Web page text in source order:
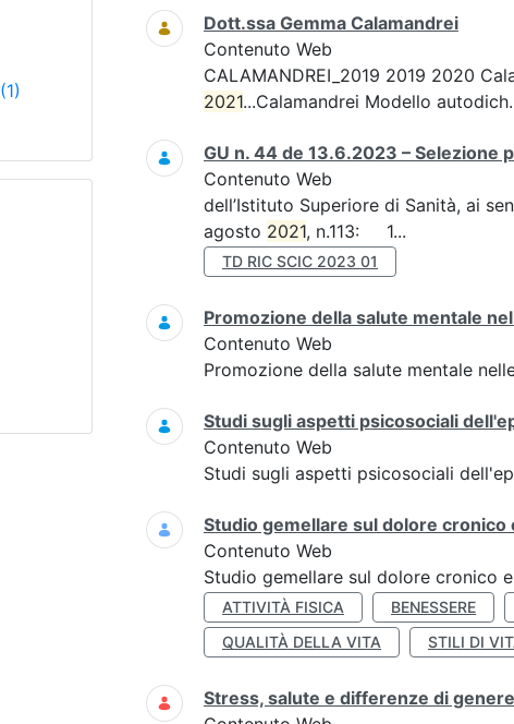
(1)
Dott.ssa Gemma Calamandrei
Contenuto Web
CALAMANDREI_2019 2019 2020
2021...Calamandrei Modello
GU n. 44 de 13.6.2023 – Selezione
Contenuto Web
dell’Istituto Superiore di Sanità, ai
agosto 2021, n.113: 1...
TD RIC SCIC 2023 01
Promozione della salute mentale
Contenuto Web
Promozione della salute mentale
Studi sugli aspetti psicosociali
Contenuto Web
Studi sugli aspetti psicosociali
Studio gemellare sul dolore
Contenuto Web
Studio gemellare sul dolore cronico
ATTIVITÀ FISICA BENESSERE
QUALITÀ DELLA VITA
STILI DI
Stress, salute e differenze di